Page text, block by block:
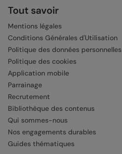
Tout savoir
Mentions légales
Conditions Générales d'Utilisation
Politique des données personnelles
Politique des cookies
Application mobile
Parrainage
Recrutement
Bibliothèque des contenus
Qui sommes-nous
Nos engagements durables
Guides thématiques